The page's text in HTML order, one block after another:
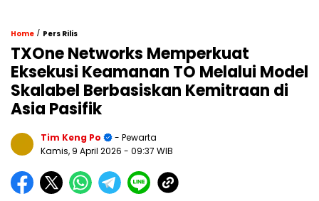
Home / Pers Rilis
TXOne Networks Memperkuat
Eksekusi Keamanan TO Melalui Model
Skalabel Berbasiskan Kemitraan di
Asia Pasifik
Tim Keng Po
- Pewarta
Kamis, 9 April 2026 - 09:37 WIB